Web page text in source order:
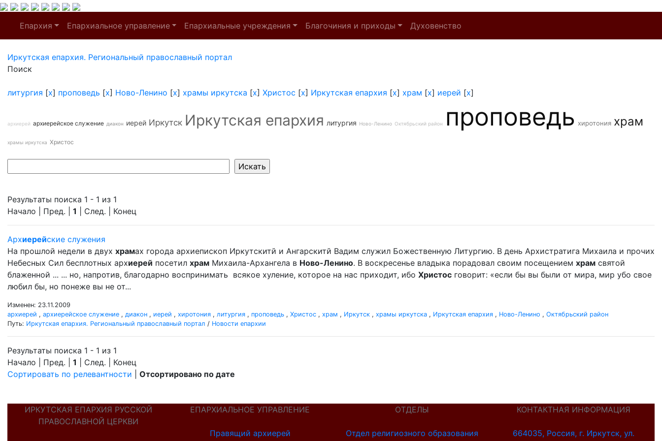
Епархия Епархиальное управление Епархиальные учреждения Благочиния и приходы Духовенство
Иркутская епархия. Региональный православный портал
Поиск
литургия [x] проповедь [x] Ново-Ленино [x] храмы иркутска [x] Христос [x] Иркутская епархия [x] храм [x] иерей [x]
архиерей архиерейское служение диакон иерей Иркутск Иркутская епархия литургия Ново-Ленино Октябрьский район проповедь хиротония храм
храмы иркутска Христос
Результаты поиска 1 - 1 из 1
Начало | Пред. | 1 | След. | Конец
Архиерейские служения
На прошлой недели в двух храмах города архиепископ Иркутскитй и Ангарскитй Вадим служил Божественную Литургию. В день Архистратига Михаила и прочих
Небесных Сил бесплотных архиерей посетил храм Михаила-Архангела в Ново-Ленино. В воскресенье владыка порадовал своим посещением храм святой
блаженной ... ... но, напротив, благодарно воспринимать всякое хуление, которое на нас приходит, ибо Христос говорит: «если бы вы были от мира, мир убо свое
любил бы, но понеже вы не от...
Изменен: 23.11.2009
архиерей , архиерейское служение , диакон , иерей , хиротония , литургия , проповедь , Христос , храм , Иркутск , храмы иркутска , Иркутская епархия , Ново-Ленино , Октябрьский район
Путь: Иркутская епархия. Региональный православный портал / Новости епархии
Результаты поиска 1 - 1 из 1
Начало | Пред. | 1 | След. | Конец
Сортировать по релевантности
Отсортировано по дате
ИРКУТСКАЯ ЕПАРХИЯ РУССКОЙ
ПРАВОСЛАВНОЙ ЦЕРКВИ
ЕПАРХИАЛЬНОЕ УПРАВЛЕНИЕ
Правящий архиерей
ОТДЕЛЫ
Отдел религиозного образования
КОНТАКТНАЯ ИНФОРМАЦИЯ
664035, Россия, г. Иркутск, ул.